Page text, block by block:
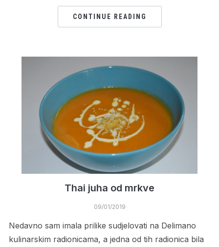
CONTINUE READING
Thai juha od mrkve
09/01/2019
Nedavno sam imala prilike sudjelovati na Delimano
kulinarskim radionicama, a jedna od tih radionica bila